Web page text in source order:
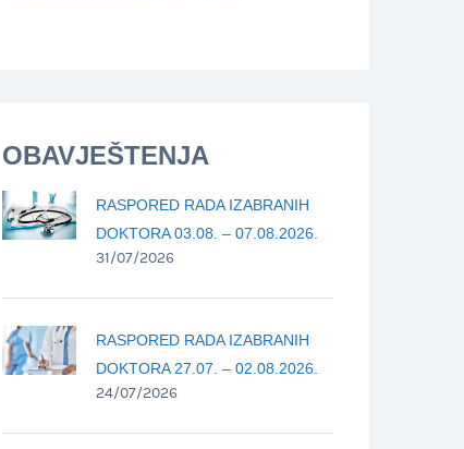
OBAVJEŠTENJA
RASPORED RADA IZABRANIH
DOKTORA 03.08. – 07.08.2026.
31/07/2026
RASPORED RADA IZABRANIH
DOKTORA 27.07. – 02.08.2026.
24/07/2026